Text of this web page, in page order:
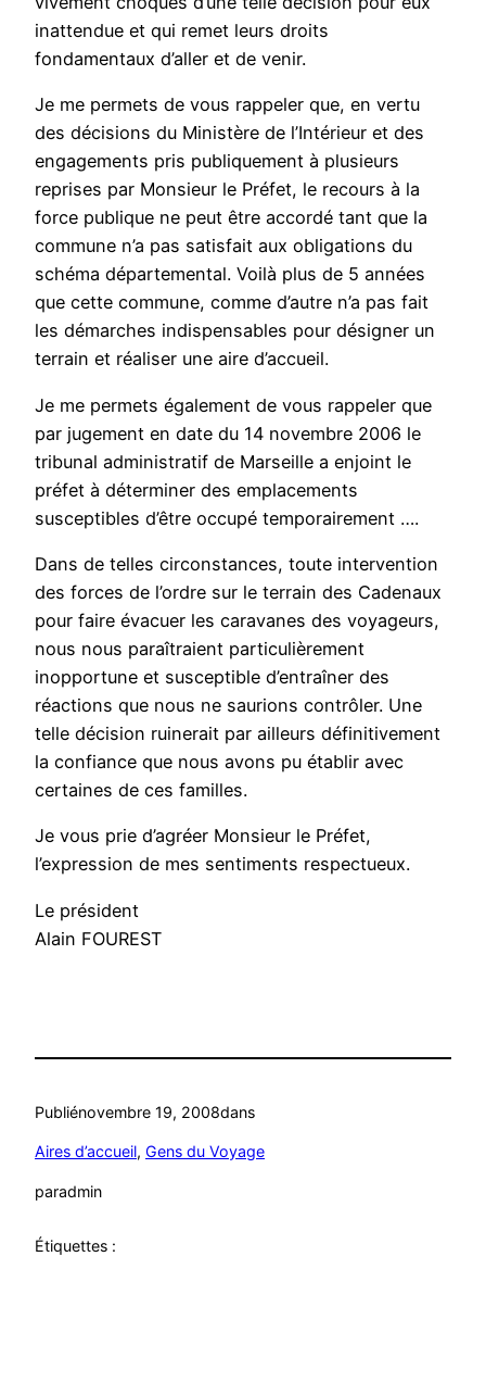
inattendue et qui remet leurs droits
fondamentaux d’aller et de venir.
Je me permets de vous rappeler que, en vertu
des décisions du Ministère de l’Intérieur et des
engagements pris publiquement à plusieurs
reprises par Monsieur le Préfet, le recours à la
force publique ne peut être accordé tant que la
commune n’a pas satisfait aux obligations du
schéma départemental. Voilà plus de 5 années
que cette commune, comme d’autre n’a pas fait
les démarches indispensables pour désigner un
terrain et réaliser une aire d’accueil.
Je me permets également de vous rappeler que
par jugement en date du 14 novembre 2006 le
tribunal administratif de Marseille a enjoint le
préfet à déterminer des emplacements
susceptibles d’être occupé temporairement ….
Dans de telles circonstances, toute intervention
des forces de l’ordre sur le terrain des Cadenaux
pour faire évacuer les caravanes des voyageurs,
nous nous paraîtraient particulièrement
inopportune et susceptible d’entraîner des
réactions que nous ne saurions contrôler. Une
telle décision ruinerait par ailleurs définitivement
la confiance que nous avons pu établir avec
certaines de ces familles.
Je vous prie d’agréer Monsieur le Préfet,
l’expression de mes sentiments respectueux.
Le président
Alain FOUREST
Publiénovembre 19, 2008dans
Aires d’accueil, Gens du Voyage
paradmin
Étiquettes :